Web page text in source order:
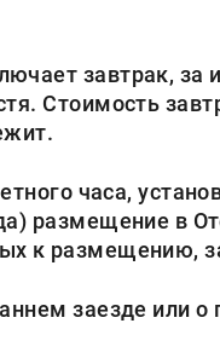
завтрак, за
Стоимость
часа,
размещение в
к размещению,
заезде или